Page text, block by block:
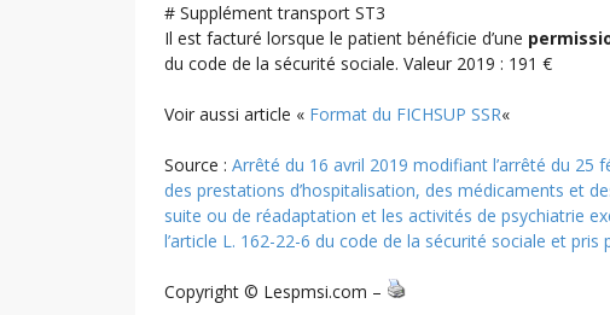
# Supplément transport ST3
Il est facturé lorsque le patient bénéficie d’une
du code de la sécurité sociale. Valeur 2019 : 191 €
Voir aussi article « Format du FICHSUP SSR«
Source : Arrêté du 16 avril 2019 modifiant l’arrêté du 25
des prestations d’hospitalisation, des médicaments et
suite ou de réadaptation et les activités de psychiatrie
l’article L. 162-22-6 du code de la sécurité sociale et
Copyright © Lespmsi.com –